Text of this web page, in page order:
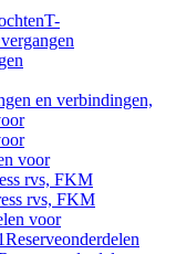
T-
en verbindingen,
voor
rvs, FKM
rvs, FKM
voor
Reserveonderdelen